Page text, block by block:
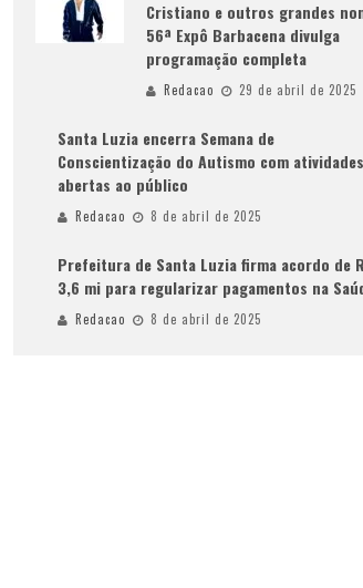
Cristiano e outros grandes
56ª Expô Barbacena divulga
programação completa
Redacao 29 de abril de 2025
Santa Luzia encerra Semana de
Conscientização do Autismo com atividades
abertas ao público
Redacao 8 de abril de 2025
Prefeitura de Santa Luzia firma acordo de
3,6 mi para regularizar pagamentos na
Redacao 8 de abril de 2025